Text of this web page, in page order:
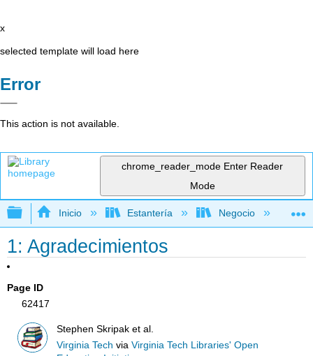
x
selected template will load here
Error
This action is not available.
chrome_reader_mode Enter Reader
Mode
Expandir/contraer jerarquía global
Inicio Estantería Negocio
1: Agradecimientos
Page ID
62417
Stephen Skripak et al.
Virginia Tech viaVirginia Tech Libraries' Open